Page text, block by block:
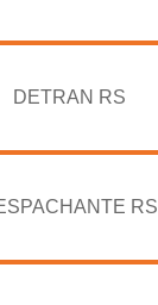
DETRAN RS
RS